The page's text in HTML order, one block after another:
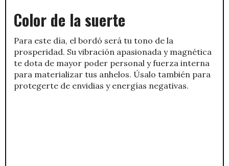
Color de la suerte
Para este día, el bordó será tu tono de la
prosperidad. Su vibración apasionada y magnética
te dota de mayor poder personal y fuerza interna
para materializar tus anhelos. Úsalo también para
protegerte de envidias y energías negativas.